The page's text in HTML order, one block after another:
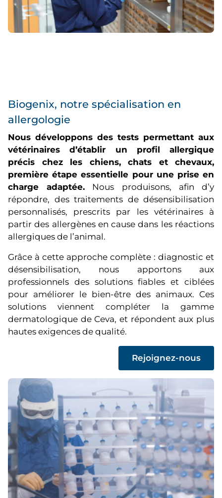
Biogenix, notre spécialisation en
allergologie
Nous développons des tests permettant aux
vétérinaires d’établir un profil allergique
précis chez les chiens, chats et chevaux,
première étape essentielle pour une prise en
charge adaptée. Nous produisons, afin d’y
répondre, des traitements de désensibilisation
personnalisés, prescrits par les vétérinaires à
partir des allergènes en cause dans les réactions
allergiques de l’animal.
Grâce à cette approche complète : diagnostic et
désensibilisation, nous apportons aux
professionnels des solutions fiables et ciblées
pour améliorer le bien-être des animaux. Ces
solutions viennent compléter la gamme
dermatologique de Ceva, et répondent aux plus
hautes exigences de qualité.
Rejoignez-nous